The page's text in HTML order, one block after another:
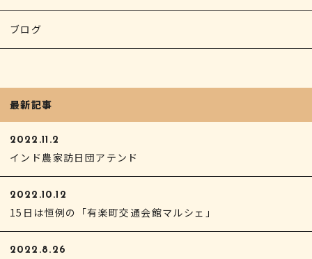
ブログ
最新記事
2022.11.2
インド農家訪日団アテンド
2022.10.12
15日は恒例の「有楽町交通会館マルシェ」
2022.8.26